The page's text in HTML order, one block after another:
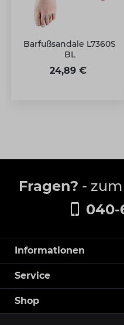
Barfußsandale L7360S
BL
24,89 €
Fragen? -
040-
Informationen
Service
Shop